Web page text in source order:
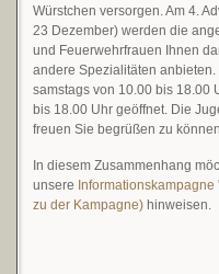
Würstchen versorgen. Am 4.
23 Dezember) werden die
und Feuerwehrfrauen Ihnen
andere Spezialitäten
samstags von 10.00 bis 18.00
bis 18.00 Uhr geöffnet. Die
freuen Sie begrüßen zu
In diesem Zusammenhang
unsere
zu der Kampagne) hinweisen.